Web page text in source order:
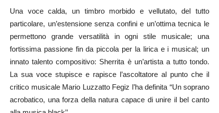
Una voce calda, un timbro morbido e vellutato, del tutto
particolare, un’estensione senza confini e un’ottima tecnica le
permettono grande versatilità in ogni stile musicale; una
fortissima passione fin da piccola per la lirica e i musical; un
innato talento compositivo: Sherrita è un’artista a tutto tondo.
La sua voce stupisce e rapisce l’ascoltatore al punto che il
critico musicale Mario Luzzatto Fegiz l’ha definita “Un soprano
acrobatico, una forza della natura capace di unire il bel canto